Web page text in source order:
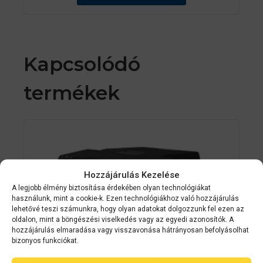
Hozzájárulás Kezelése
A legjobb élmény biztosítása érdekében olyan technológiákat
használunk, mint a cookie-k. Ezen technológiákhoz való hozzájárulás
lehetővé teszi számunkra, hogy olyan adatokat dolgozzunk fel ezen az
oldalon, mint a böngészési viselkedés vagy az egyedi azonosítók. A
hozzájárulás elmaradása vagy visszavonása hátrányosan befolyásolhat
bizonyos funkciókat.
ő
Kapcsolódó
termékek